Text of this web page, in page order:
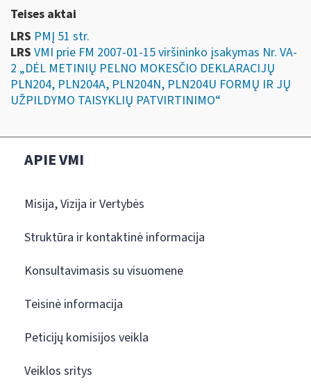
Teises aktai
LRS PMĮ 51 str.
LRS VMI prie FM 2007-01-15 viršininko įsakymas Nr. VA-
2 „DĖL METINIŲ PELNO MOKESČIO DEKLARACIJŲ
PLN204, PLN204A, PLN204N, PLN204U FORMŲ IR JŲ
UŽPILDYMO TAISYKLIŲ PATVIRTINIMO“
APIE VMI
Misija, Vizija ir Vertybės
Struktūra ir kontaktinė informacija
Konsultavimasis su visuomene
Teisinė informacija
Peticijų komisijos veikla
Veiklos sritys